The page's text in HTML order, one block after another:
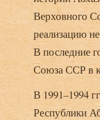
Верховного
реализацию
В последние
Союза ССР в
В 1991–1994
Республики